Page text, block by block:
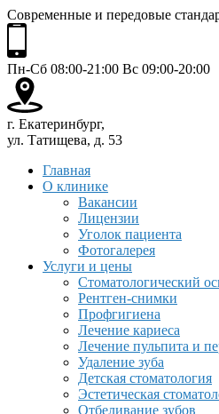
Современные и передовые
Пн-Сб 08:00-21:00 Вс 09:00-20:00
г. Екатеринбург,
ул. Татищева, д. 53
Главная
О клинике
Вакансии
Лицензии
Уголок пациента
Фотогалерея
Услуги и цены
Стоматологический
Рентген-снимки
Профгигиена
Лечение кариеса
Лечение пульпита и
Удаление зуба
Детская стоматология
Эстетическая
Отбеливание зубов